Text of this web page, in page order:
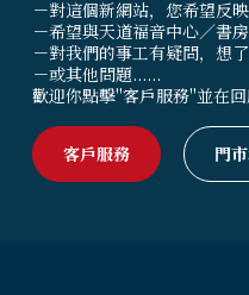
－對這個新網站，您希望反
－希望與天道福音中心／書
－對我們的事工有疑問，想
－或其他問題......
歡迎你點擊"客戶服務"並在
客戶服務 門